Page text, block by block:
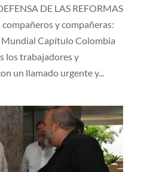
DE LAS REFORMAS
y compañeras:
Mundial Capítulo Colombia
los trabajadores y
un llamado urgente y...